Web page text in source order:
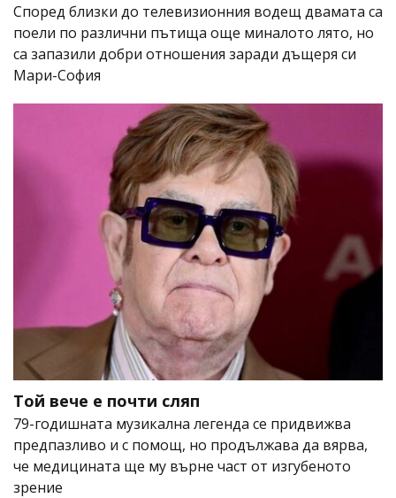
Според близки до телевизионния водещ двамата са
поели по различни пътища още миналото лято, но
са запазили добри отношения заради дъщеря си
Мари-София
Той вече е почти сляп
79-годишната музикална легенда се придвижва
предпазливо и с помощ, но продължава да вярва,
че медицината ще му върне част от изгубеното
зрение